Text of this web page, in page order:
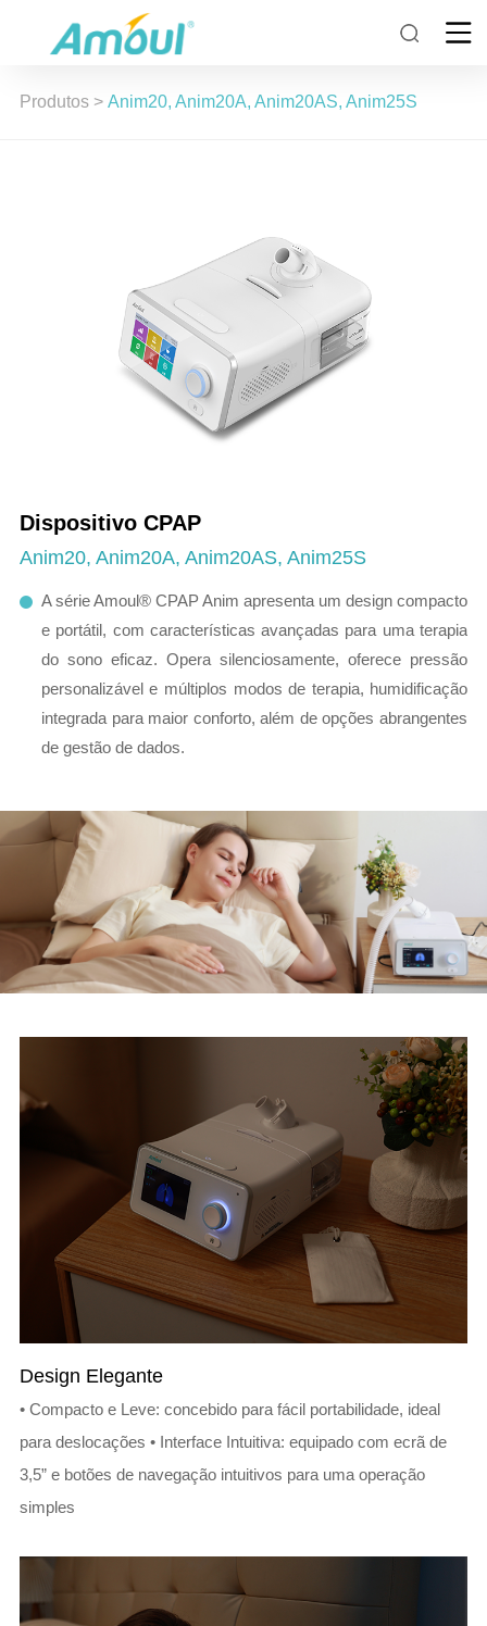
Produtos> Anim20, Anim20A, Anim20AS, Anim25S
Dispositivo CPAP
Anim20, Anim20A, Anim20AS, Anim25S
A série Amoul® CPAP Anim apresenta um design compacto
e portátil, com características avançadas para uma terapia
do sono eficaz. Opera silenciosamente, oferece pressão
personalizável e múltiplos modos de terapia, humidificação
integrada para maior conforto, além de opções abrangentes
de gestão de dados.
Design Elegante
• Compacto e Leve: concebido para fácil portabilidade, ideal
para deslocações • Interface Intuitiva: equipado com ecrã de
3,5” e botões de navegação intuitivos para uma operação
simples